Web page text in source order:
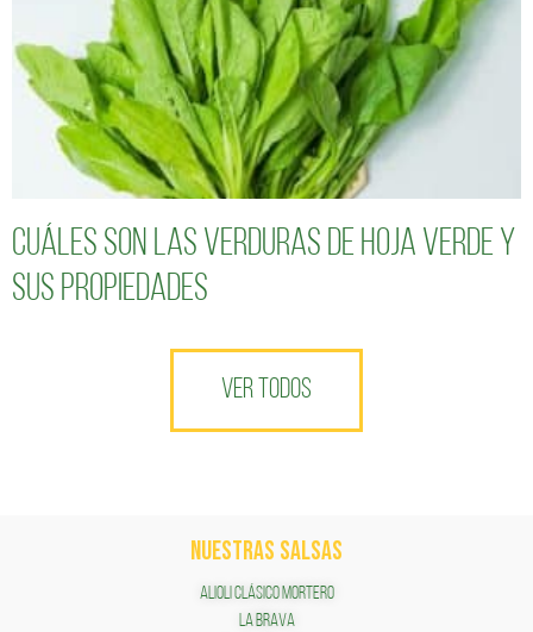
Cuáles son las verduras de hoja verde y
sus propiedades
VER TODOS
NUESTRAS SALSAS
ALIOLI CLÁSICO MORTERO
LA BRAVA